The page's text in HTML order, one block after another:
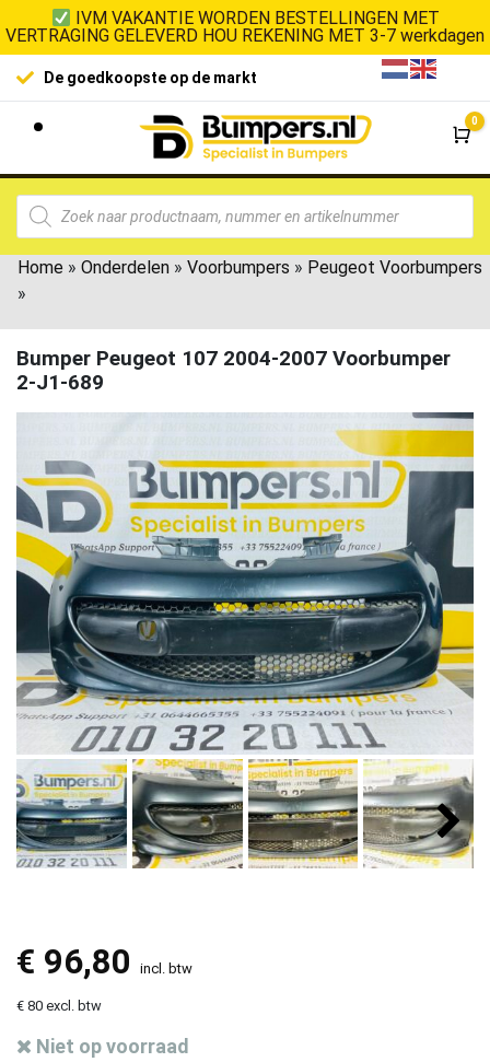
IVM VAKANTIE WORDEN BESTELLINGEN MET
VERTRAGING GELEVERD HOU REKENING MET 3-7 werkdagen
De goedkoopste op de markt
0
Home » Onderdelen » Voorbumpers » Peugeot Voorbumpers
»
Bumper Peugeot 107 2004-2007 Voorbumper
2-J1-689
€ 96,80 incl. btw
€ 80 excl. btw
Niet op voorraad